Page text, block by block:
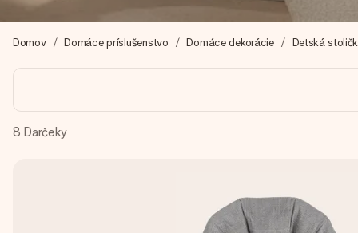
Vytvorte niečo výnimočné v pár jednoduchých krokoch – s
Domov Domáce príslušenstvo Domáce dekorácie Detská
8 Darčeky